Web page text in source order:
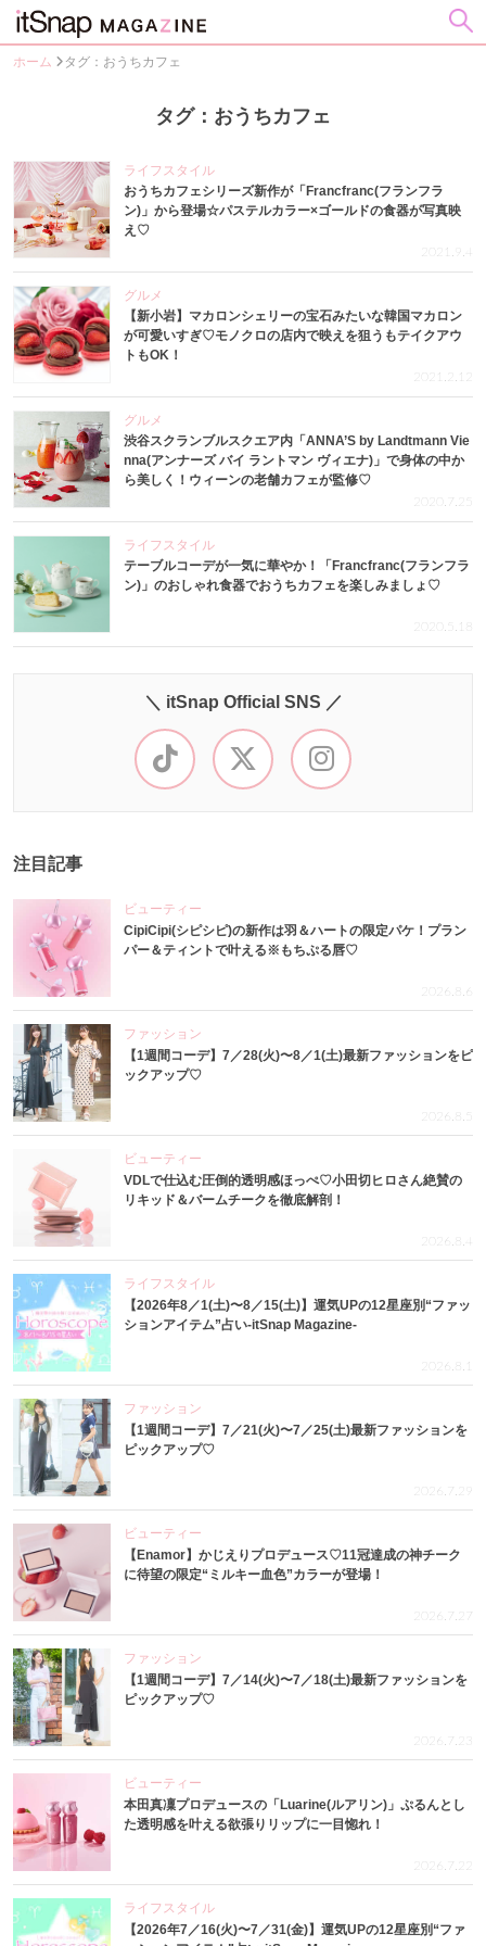
ホーム タグ：おうちカフェ
タグ：おうちカフェ
ライフスタイル
おうちカフェシリーズ新作が「Francfranc(フランフラ
ン)」から登場☆パステルカラー×ゴールドの食器が写真映
え♡
2021.9.4
グルメ
【新小岩】マカロンシェリーの宝石みたいな韓国マカロン
が可愛いすぎ♡モノクロの店内で映えを狙うもテイクアウ
トもOK！
2021.2.12
グルメ
渋谷スクランブルスクエア内「ANNA’S by Landtmann Vie
nna(アンナーズ バイ ラントマン ヴィエナ)」で身体の中か
ら美しく！ウィーンの老舗カフェが監修♡
ライフスタイル
テーブルコーデが一気に華やか！「Francfranc(フランフラ
ン)」のおしゃれ食器でおうちカフェを楽しみましょ♡
2020.5.18
＼ itSnap Official SNS ／
注目記事
ビューティー
CipiCipi(シピシピ)の新作は羽＆ハートの限定パケ！プラン
パー＆ティントで叶える※もちぷる唇♡
2026.8.6
ファッション
【1週間コーデ】7／28(火)〜8／1(土)最新ファッションをピ
ックアップ♡
2026.8.5
ビューティー
VDLで仕込む圧倒的透明感ほっぺ♡小田切ヒロさん絶賛の
リキッド＆バームチークを徹底解剖！
2026.8.4
ライフスタイル
【2026年8／1(土)〜8／15(土)】運気UPの12星座別“ファッ
ションアイテム”占い-itSnap Magazine-
2026.8.1
ファッション
【1週間コーデ】7／21(火)〜7／25(土)最新ファッションを
ピックアップ♡
2026.7.29
ビューティー
【Enamor】かじえりプロデュース♡11冠達成の神チーク
に待望の限定“ミルキー血色”カラーが登場！
2026.7.27
ファッション
【1週間コーデ】7／14(火)〜7／18(土)最新ファッションを
ピックアップ♡
2026.7.23
ビューティー
本田真凜プロデュースの「Luarine(ルアリン)」ぷるんとし
た透明感を叶える欲張りリップに一目惚れ！
2026.7.22
ライフスタイル
【2026年7／16(火)〜7／31(金)】運気UPの12星座別“ファ